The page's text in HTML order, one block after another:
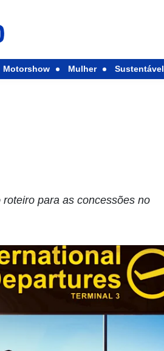
Motorshow Mulher Sustentável
para as concessões no